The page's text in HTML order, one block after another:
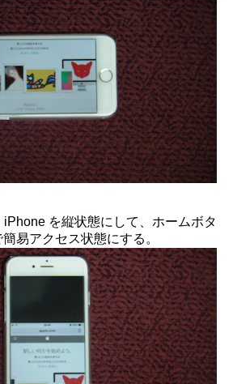
を縦状態にして、ホームボタ
易アクセス状態にする。